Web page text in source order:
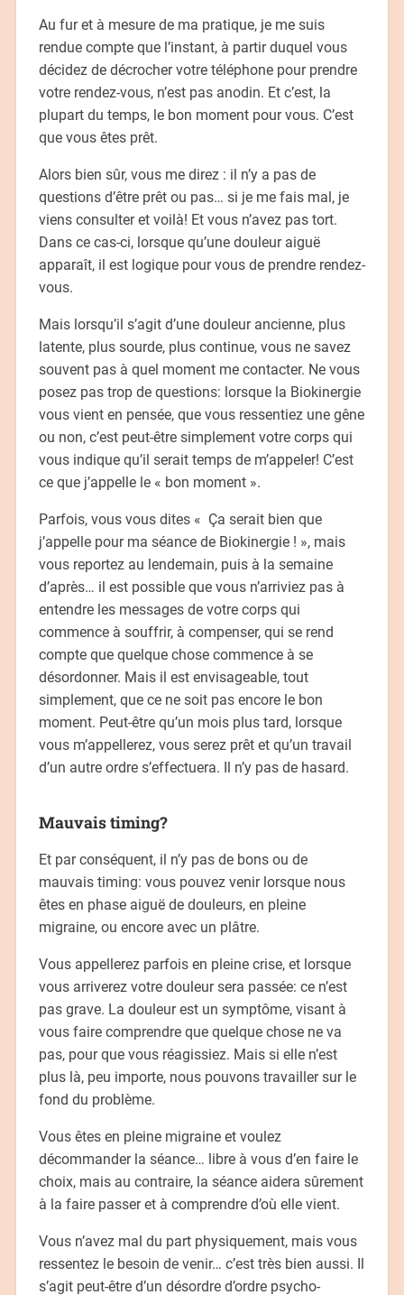
Au fur et à mesure de ma pratique, je me suis
rendue compte que l’instant, à partir duquel vous
décidez de décrocher votre téléphone pour prendre
votre rendez-vous, n’est pas anodin. Et c’est, la
plupart du temps, le bon moment pour vous. C’est
que vous êtes prêt.
Alors bien sûr, vous me direz : il n’y a pas de
questions d’être prêt ou pas… si je me fais mal, je
viens consulter et voilà! Et vous n’avez pas tort.
Dans ce cas-ci, lorsque qu’une douleur aiguë
apparaît, il est logique pour vous de prendre rendez-
vous.
Mais lorsqu’il s’agit d’une douleur ancienne, plus
latente, plus sourde, plus continue, vous ne savez
souvent pas à quel moment me contacter. Ne vous
posez pas trop de questions: lorsque la Biokinergie
vous vient en pensée, que vous ressentiez une gêne
ou non, c’est peut-être simplement votre corps qui
vous indique qu’il serait temps de m’appeler! C’est
ce que j’appelle le « bon moment ».
Parfois, vous vous dites « Ça serait bien que
j’appelle pour ma séance de Biokinergie ! », mais
vous reportez au lendemain, puis à la semaine
d’après… il est possible que vous n’arriviez pas à
entendre les messages de votre corps qui
commence à souffrir, à compenser, qui se rend
compte que quelque chose commence à se
désordonner. Mais il est envisageable, tout
simplement, que ce ne soit pas encore le bon
moment. Peut-être qu’un mois plus tard, lorsque
vous m’appellerez, vous serez prêt et qu’un travail
d’un autre ordre s’effectuera. Il n’y pas de hasard.
Mauvais timing?
Et par conséquent, il n’y pas de bons ou de
mauvais timing: vous pouvez venir lorsque nous
êtes en phase aiguë de douleurs, en pleine
migraine, ou encore avec un plâtre.
Vous appellerez parfois en pleine crise, et lorsque
vous arriverez votre douleur sera passée: ce n’est
pas grave. La douleur est un symptôme, visant à
vous faire comprendre que quelque chose ne va
pas, pour que vous réagissiez. Mais si elle n’est
plus là, peu importe, nous pouvons travailler sur le
fond du problème.
Vous êtes en pleine migraine et voulez
décommander la séance… libre à vous d’en faire le
choix, mais au contraire, la séance aidera sûrement
à la faire passer et à comprendre d’où elle vient.
Vous n’avez mal du part physiquement, mais vous
ressentez le besoin de venir… c’est très bien aussi. Il
s’agit peut-être d’un désordre d’ordre psycho-